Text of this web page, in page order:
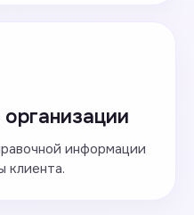
информации
клиента.